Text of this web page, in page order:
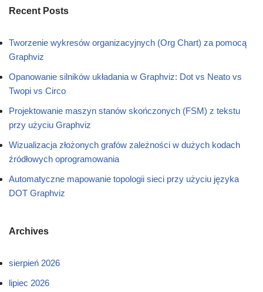
Recent Posts
Tworzenie wykresów organizacyjnych (Org Chart) za pomocą
Graphviz
Opanowanie silników układania w Graphviz: Dot vs Neato vs
Twopi vs Circo
Projektowanie maszyn stanów skończonych (FSM) z tekstu
przy użyciu Graphviz
Wizualizacja złożonych grafów zależności w dużych kodach
źródłowych oprogramowania
Automatyczne mapowanie topologii sieci przy użyciu języka
DOT Graphviz
Archives
sierpień 2026
lipiec 2026